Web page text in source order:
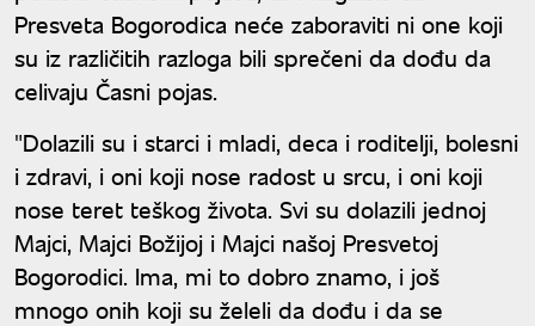
Presveta Bogorodica neće zaboraviti ni one koji
su iz različitih razloga bili sprečeni da dođu da
celivaju Časni pojas.
"Dolazili su i starci i mladi, deca i roditelji, bolesni
i zdravi, i oni koji nose radost u srcu, i oni koji
nose teret teškog života. Svi su dolazili jednoj
Majci, Majci Božijoj i Majci našoj Presvetoj
Bogorodici. Ima, mi to dobro znamo, i još
mnogo onih koji su želeli da dođu i da se